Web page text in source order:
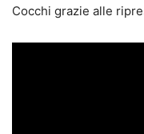
Cocchi grazie alle